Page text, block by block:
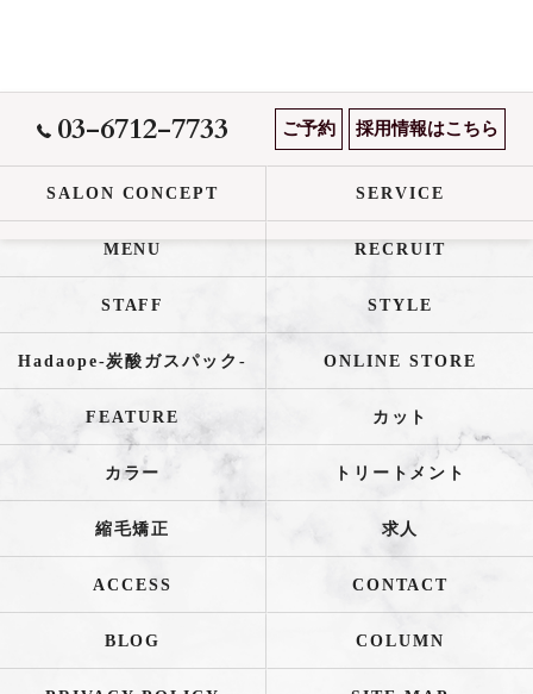
03-6712-7733 ご予約 採用情報はこちら
SALON CONCEPT SERVICE
MENU RECRUIT
STAFF STYLE
Hadaope-炭酸ガスパック- ONLINE STORE
FEATURE カット
カラー トリートメント
縮毛矯正 求人
ACCESS CONTACT
BLOG COLUMN